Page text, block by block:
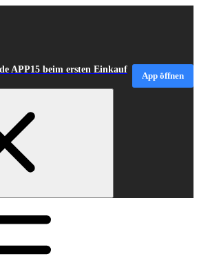
APP15 beim ersten Einkauf
App öffnen